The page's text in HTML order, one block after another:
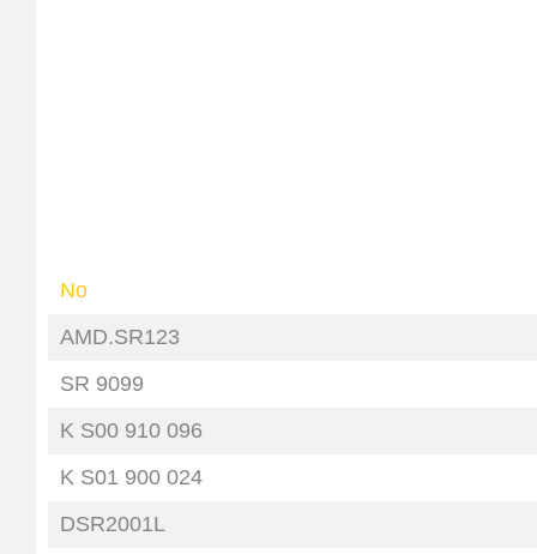
No
AMD.SR123
SR 9099
K S00 910 096
K S01 900 024
DSR2001L